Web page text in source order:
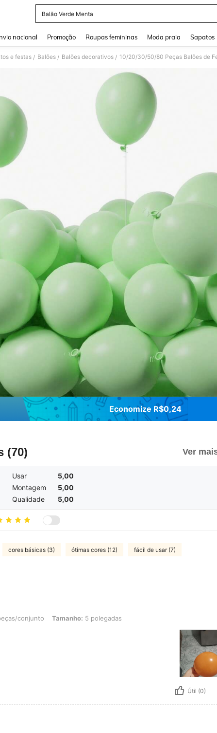
Balão Verde Menta
nacional Promoção Roupas femininas Moda praia Sapatos
e festas / Balões / Balões decorativos /
Economize R$0,24
(70) Ver
Usar
5,00
Montagem
5,00
Qualidade
5,00
cores básicas (3) ótimas cores (12) fácil de usar (7)
Tamanho: 5 polegadas
conjunto Tamanho: 5 polegadas
Útil (0)